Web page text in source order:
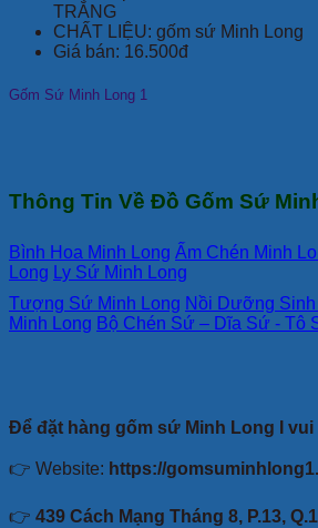
TRẮNG
CHẤT LIỆU: gốm sứ Minh Long
Giá bán: 16.500đ
Gốm Sứ Minh Long 1
Thông Tin Về Đồ Gốm Sứ
Bình Hoa Minh Long Ấm Chén Minh
Long
Ly Sứ Minh Long
Tượng Sứ Minh Long Nồi Dưỡng
Minh Long Bộ Chén Sứ – Dĩa Sứ - Tô
Để đặt hàng gốm sứ Minh Long I
👉 Website: https://
👉 439 Cách Mạng Tháng 8, P.13,